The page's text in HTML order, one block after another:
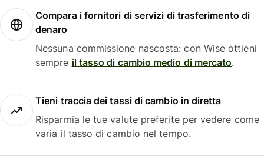
Compara i fornitori di servizi di trasferimento di
denaro
Nessuna commissione nascosta: con Wise ottieni
sempre il tasso di cambio medio di mercato.
Tieni traccia dei tassi di cambio in diretta
Risparmia le tue valute preferite per vedere come
varia il tasso di cambio nel tempo.